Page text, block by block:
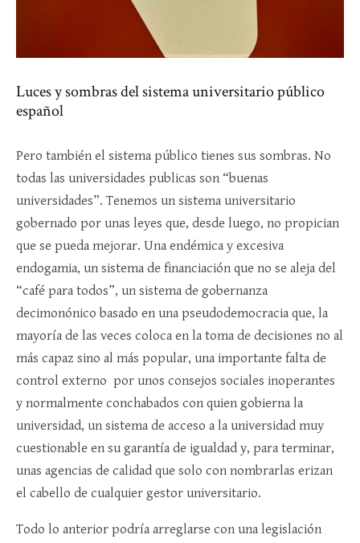
Luces y sombras del sistema universitario público
español
Pero también el sistema público tienes sus sombras. No
todas las universidades publicas son “buenas
universidades”. Tenemos un sistema universitario
gobernado por unas leyes que, desde luego, no propician
que se pueda mejorar. Una endémica y excesiva
endogamia, un sistema de financiación que no se aleja del
“café para todos”, un sistema de gobernanza
decimonónico basado en una pseudodemocracia que, la
mayoría de las veces coloca en la toma de decisiones no al
más capaz sino al más popular, una importante falta de
control externo por unos consejos sociales inoperantes
y normalmente conchabados con quien gobierna la
universidad, un sistema de acceso a la universidad muy
cuestionable en su garantía de igualdad y, para terminar,
unas agencias de calidad que solo con nombrarlas erizan
el cabello de cualquier gestor universitario.
Todo lo anterior podría arreglarse con una legislación